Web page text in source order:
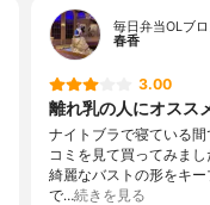
毎日弁当OLブ
春香
3.00
離れ乳の人にオスス
ナイトブラで寝ている
コミを見て買ってみま
綺麗なバストの形をキ
で…続きを見る